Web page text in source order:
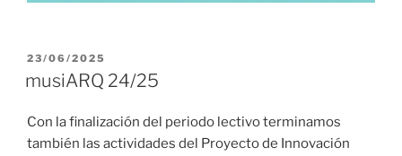
PUBLICADO
23/06/2025
musiARQ 24/25
Con la finalización del periodo lectivo terminamos
también las actividades del Proyecto de Innovación